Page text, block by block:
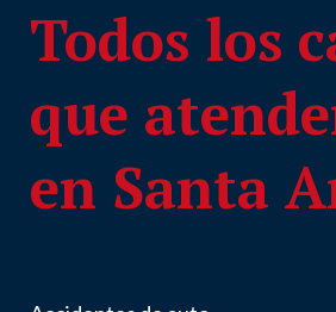
Todos los
que
en Santa